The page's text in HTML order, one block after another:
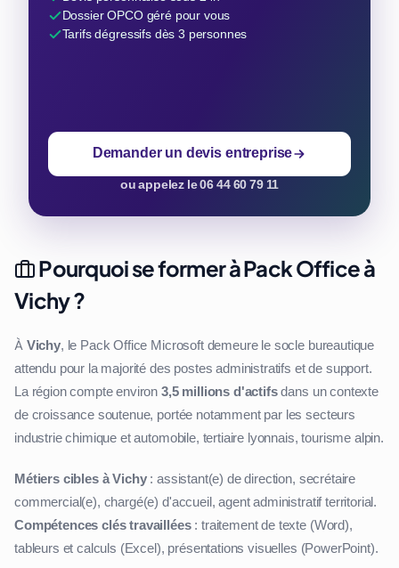
Dossier OPCO géré pour vous
Tarifs dégressifs dès 3 personnes
Demander un devis entreprise
ou appelez le 06 44 60 79 11
Pourquoi se former à Pack Office à
Vichy ?
À Vichy, le Pack Office Microsoft demeure le socle bureautique
attendu pour la majorité des postes administratifs et de support.
La région compte environ 3,5 millions d'actifsdans un contexte
de croissance soutenue, portée notamment par les secteurs
industrie chimique et automobile, tertiaire lyonnais, tourisme alpin.
Métiers cibles à Vichy: assistant(e) de direction, secrétaire
commercial(e), chargé(e) d'accueil, agent administratif territorial.
Compétences clés travaillées: traitement de texte (Word),
tableurs et calculs (Excel), présentations visuelles (PowerPoint).